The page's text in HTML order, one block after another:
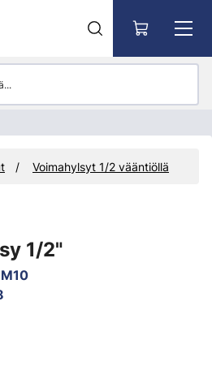
Voimahylsyt 1/2 vääntiöllä
1/2"